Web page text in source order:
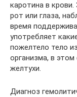
каротина в
рот или глаза,
время
употребляет
пожелтело тело
организма, в
желтухи.
Диагноз